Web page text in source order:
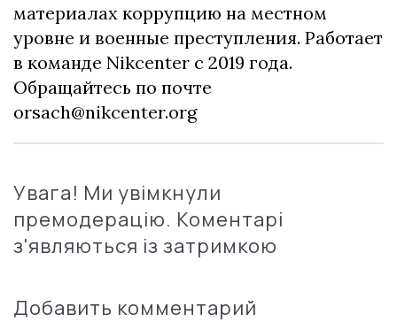
материалах коррупцию на местном
уровне и военные преступления. Работает
в команде Nikcenter с 2019 года.
Обращайтесь по почте
orsach@nikcenter.org
Увага! Ми увімкнули
премодерацію. Коментарі
з'являються із затримкою
Добавить комментарий